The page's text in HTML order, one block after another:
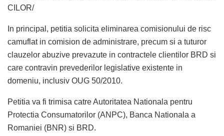
CILOR/
In principal, petitia solicita eliminarea comisionului de risc
camuflat in comision de administrare, precum si a tuturor
clauzelor abuzive prevazute in contractele clientilor BRD si
care contravin prevederilor legislative existente in
domeniu, inclusiv OUG 50/2010.
Petitia va fi trimisa catre Autoritatea Nationala pentru
Protectia Consumatorilor (ANPC), Banca Nationala a
Romaniei (BNR) si BRD.